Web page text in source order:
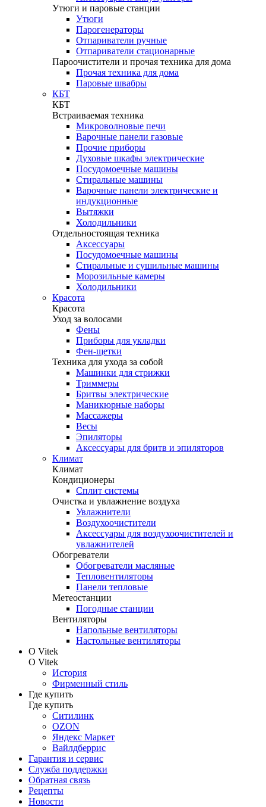
Утюги и паровые станции
Утюги
Парогенераторы
Отпариватели ручные
Отпариватели стационарные
Пароочистители и прочая техника для дома
Прочая техника для дома
Паровые швабры
КБТ
КБТ
Встраиваемая техника
Микроволновые печи
Варочные панели газовые
Прочие приборы
Духовые шкафы электрические
Посудомоечные машины
Стиральные машины
Варочные панели электрические и
индукционные
Вытяжки
Холодильники
Отдельностоящая техника
Аксессуары
Посудомоечные машины
Стиральные и сушильные машины
Морозильные камеры
Холодильники
Красота
Красота
Уход за волосами
Фены
Приборы для укладки
Фен-щетки
Техника для ухода за собой
Машинки для стрижки
Триммеры
Бритвы электрические
Маникюрные наборы
Массажеры
Весы
Эпиляторы
Аксессуары для бритв и эпиляторов
Климат
Климат
Кондиционеры
Сплит системы
Очистка и увлажнение воздуха
Увлажнители
Воздухоочистители
Аксессуары для воздухоочистителей и
увлажнителей
Обогреватели
Обогреватели масляные
Тепловентиляторы
Панели тепловые
Метеостанции
Погодные станции
Вентиляторы
Напольные вентиляторы
Настольные вентиляторы
О Vitek
О Vitek
История
Фирменный стиль
Где купить
Где купить
Ситилинк
OZON
Яндекс Маркет
Вайлдберрис
Гарантия и сервис
Служба поддержки
Обратная связь
Рецепты
Новости